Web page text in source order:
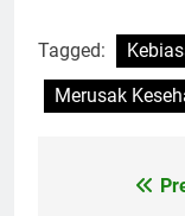
Tagged:
Merusak
Navigasi